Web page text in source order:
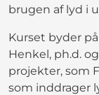
brugen af lyd i
Kurset byder
Henkel, ph.d.
projekter, som
som inddrager